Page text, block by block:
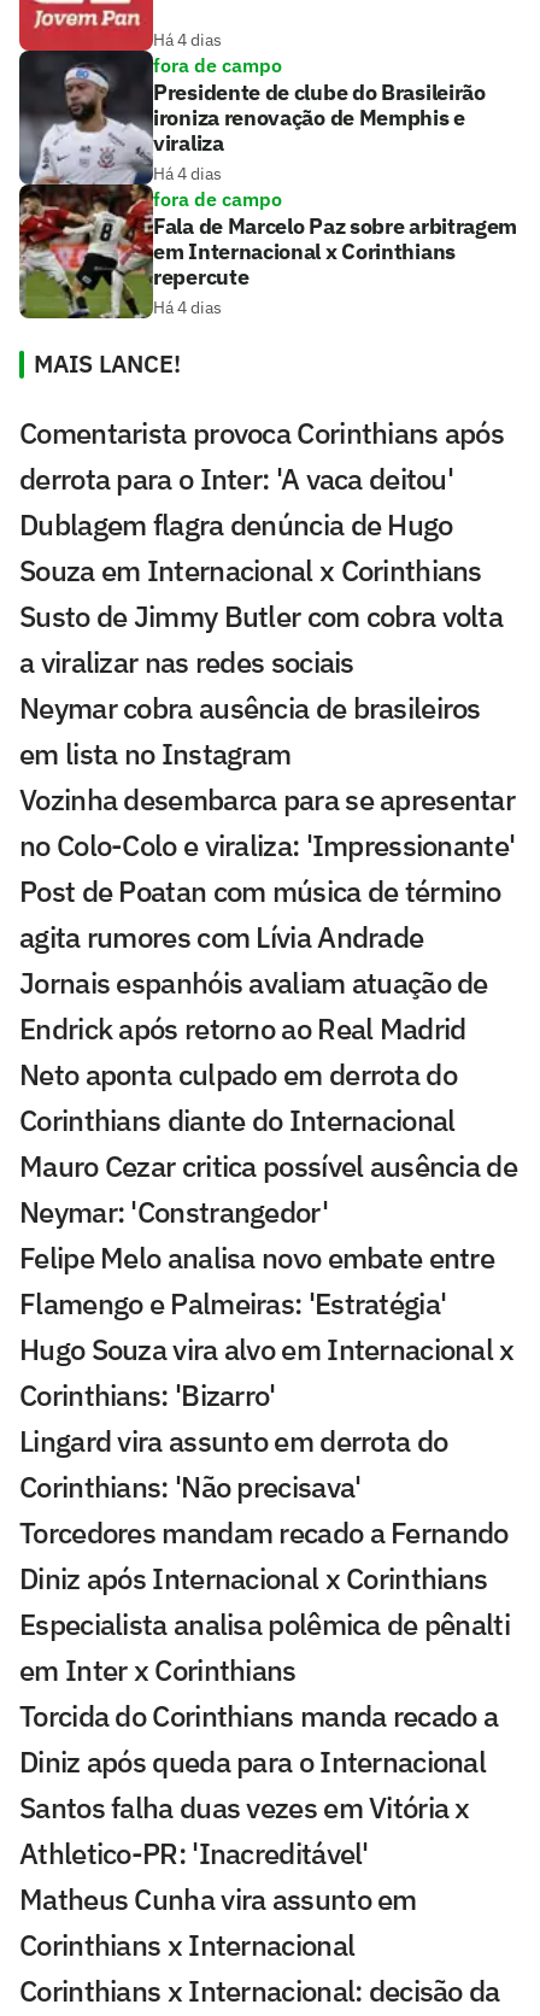
Há 4 dias
fora de campo
Presidente de clube do Brasileirão
ironiza renovação de Memphis e
viraliza
Há 4 dias
fora de campo
Fala de Marcelo Paz sobre arbitragem
em Internacional x Corinthians
repercute
Há 4 dias
MAIS LANCE!
Comentarista provoca Corinthians após
derrota para o Inter: 'A vaca deitou'
Dublagem flagra denúncia de Hugo
Souza em Internacional x Corinthians
Susto de Jimmy Butler com cobra volta
a viralizar nas redes sociais
Neymar cobra ausência de brasileiros
em lista no Instagram
Vozinha desembarca para se apresentar
no Colo-Colo e viraliza: 'Impressionante'
Post de Poatan com música de término
agita rumores com Lívia Andrade
Jornais espanhóis avaliam atuação de
Endrick após retorno ao Real Madrid
Neto aponta culpado em derrota do
Corinthians diante do Internacional
Mauro Cezar critica possível ausência de
Neymar: 'Constrangedor'
Felipe Melo analisa novo embate entre
Flamengo e Palmeiras: 'Estratégia'
Hugo Souza vira alvo em Internacional x
Corinthians: 'Bizarro'
Lingard vira assunto em derrota do
Corinthians: 'Não precisava'
Torcedores mandam recado a Fernando
Diniz após Internacional x Corinthians
Especialista analisa polêmica de pênalti
em Inter x Corinthians
Torcida do Corinthians manda recado a
Diniz após queda para o Internacional
Santos falha duas vezes em Vitória x
Athletico-PR: 'Inacreditável'
Matheus Cunha vira assunto em
Corinthians x Internacional
Corinthians x Internacional: decisão da